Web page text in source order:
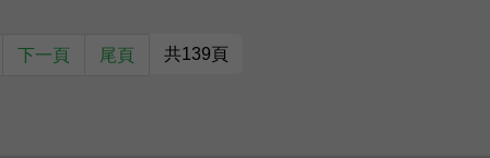
下一頁 尾頁 共139頁